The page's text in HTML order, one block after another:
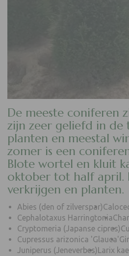
De meeste coniferen
zijn zeer geliefd in de
planten en meestal
zomer is een
Blote wortel en kluit
oktober tot half april.
verkrijgen en planten.
Abies (den of zilverspar)
Cephalotaxus Harringtonia
Cryptomeria (Japanse cipres)
Cupressus arizonica 'Glauca'
Juniperus (Jeneverbes)Larix